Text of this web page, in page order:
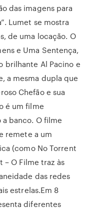
das imagens para
Lumet se mostra
de uma locação. O
e Uma Sentença,
brilhante Al Pacino e
a mesma dupla que
Chefão e sua
é um filme
banco. O filme
remete a um
(como No Torrent
O Filme traz às
das redes
estrelas.Em 8
diferentes